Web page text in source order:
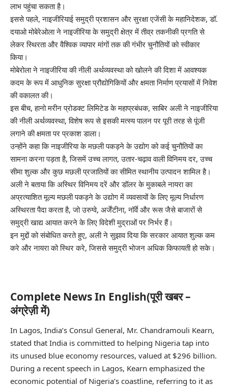
लाभ पहुंचा सकता है।
इससे पहले, नाइजीरियाई समुद्री प्रशासन और सुरक्षा एजेंसी के महानिदेशक, डॉ.
दयाओ मोबेरेओला ने नाइजीरिया के समुद्री क्षेत्र में तीव्र तकनीकी प्रगति से
लेकर स्थिरता और वैश्विक व्यापार मांगों तक की गंभीर चुनौतियों को स्वीकार
किया।
मोबेरोला ने नाइजीरिया की नीली अर्थव्यवस्था को खोलने की दिशा में आवश्यक
कदम के रूप में आधुनिक सुरक्षा प्रौद्योगिकियों और क्षमता निर्माण प्रयासों में निवेश
की वकालत की।
इस बीच, हानो मरीन प्रोडक्ट लिमिटेड के महाप्रबंधक, साबिर अली ने नाइजीरिया
की नीली अर्थव्यवस्था, विशेष रूप से इसकी मत्स्य पालन पर पूरी तरह से पूंजी
लगाने की क्षमता पर प्रकाश डाला।
उन्होंने कहा कि नाइजीरिया के मछली पकड़ने के उद्योग को कई चुनौतियों का
सामना करना पड़ता है, जिसमें उच्च लागत, उतार-चढ़ाव वाली विनिमय दर, उच्च
सीमा शुल्क और कुछ मछली प्रजातियों का सीमित स्थानीय उत्पादन शामिल है।
अली ने बताया कि अस्थिर विनिमय दरें और डॉलर के मुकाबले नायरा का
अप्रत्याशित मूल्य मछली पकड़ने के उद्योग में व्यवसायों के लिए मूल्य निर्धारण
अस्थिरता पैदा करता है, जो उरुग्वे, अर्जेंटीना, नॉर्वे और रूस जैसे बाजारों से
समुद्री खाद्य आयात करने के लिए विदेशी मुद्राओं पर निर्भर हैं।
इन मुद्दों को संबोधित करते हुए, अली ने सुझाव दिया कि सरकार आयात शुल्क कम
करे और नायरा को स्थिर करे, जिससे समुद्री भोजन अधिक किफायती हो सके।
Complete News In English(पूरी खबर –
अंग्रेज़ी में)
In Lagos, India’s Consul General, Mr. Chandramouli Kearn,
stated that India is committed to helping Nigeria tap into
its unused blue economy resources, valued at $296 billion.
During a recent speech in Lagos, Kearn emphasized the
economic potential of Nigeria’s coastline, referring to it as